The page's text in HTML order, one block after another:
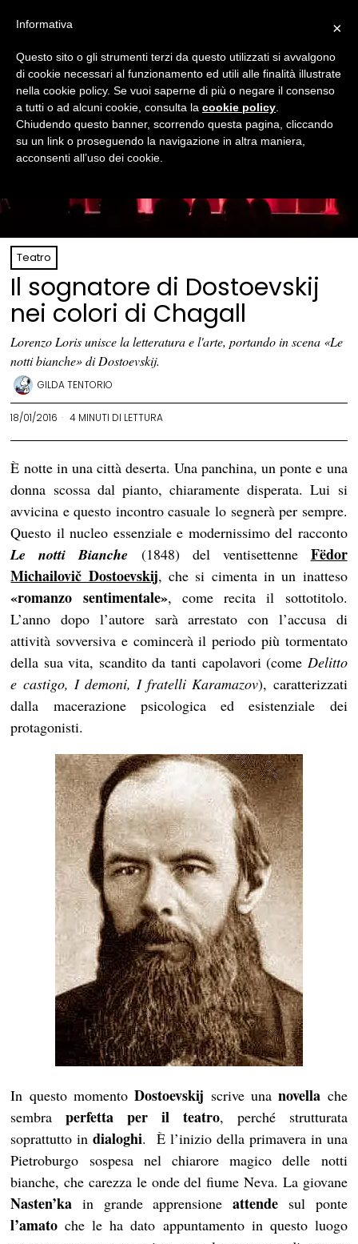
Teatro
Il sognatore di Dostoevskij
nei colori di Chagall
Lorenzo Loris unisce la letteratura e l'arte, portando in scena «Le
notti bianche» di Dostoevskij.
GILDA TENTORIO
18/01/2016 4 MINUTI DI LETTURA
È notte in una città deserta. Una panchina, un ponte e una
donna scossa dal pianto, chiaramente disperata. Lui si
avvicina e questo incontro casuale lo segnerà per sempre.
Questo il nucleo essenziale e modernissimo del racconto
Le notti Bianche (1848) del ventisettenne Fëdor
Michailovič Dostoevskij, che si cimenta in un inatteso
«romanzo sentimentale», come recita il sottotitolo.
L’anno dopo l’autore sarà arrestato con l’accusa di
attività sovversiva e comincerà il periodo più tormentato
della sua vita, scandito da tanti capolavori (come Delitto
e castigo, I demoni, I fratelli Karamazov), caratterizzati
dalla macerazione psicologica ed esistenziale dei
protagonisti.
In questo momentoDostoevskij scrive unanovella che
sembraperfetta per il teatro, perché strutturata
soprattutto indialoghi. È l’inizio della primavera in una
Pietroburgo sospesa nel chiarore magico delle notti
bianche, che carezza le onde del fiume Neva. La giovane
Nasten’ka in grande apprensioneattende sul ponte
l’amato che le ha dato appuntamento in questo luogo
×
Informativa
Questo sito o gli strumenti terzi da questo utilizzati si avvalgono
di cookie necessari al funzionamento ed utili alle finalità illustrate
nella cookie policy. Se vuoi saperne di più o negare il consenso
a tutti o ad alcuni cookie, consulta la cookie policy
Chiudendo questo banner, scorrendo questa pagina, cliccando
su un link o proseguendo la navigazione in altra maniera,
acconsenti all’uso dei cookie.